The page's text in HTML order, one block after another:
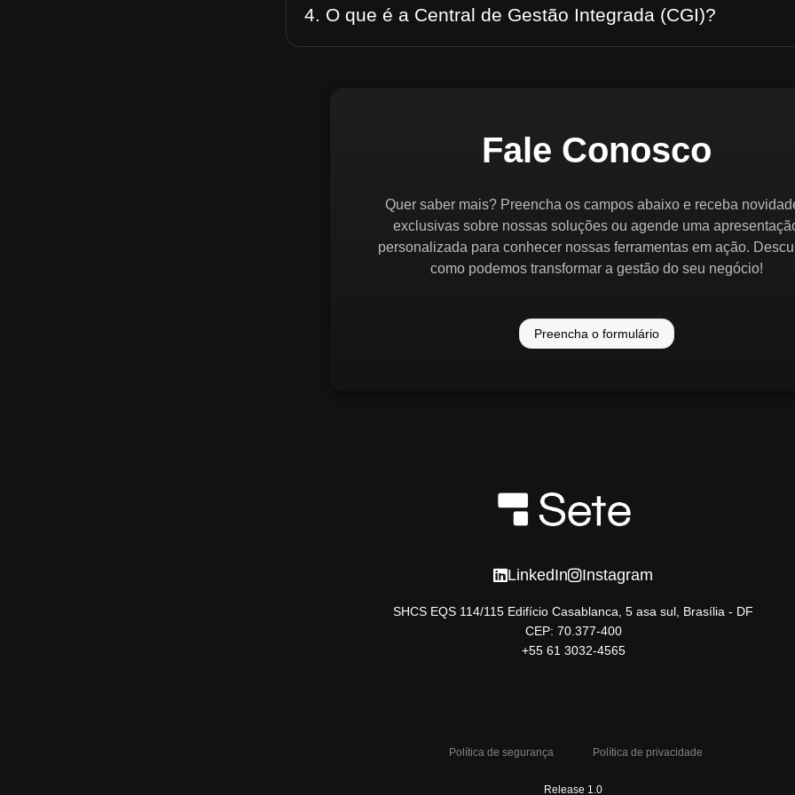
4. O que é a Central de Gestão Integrada (CGI)?
Fale Conosco
Quer saber mais? Preencha os campos abaixo e receba
exclusivas sobre nossas soluções ou agende uma
personalizada para conhecer nossas ferramentas em ação.
como podemos transformar a gestão do seu negócio!
Preencha o formulário
LinkedIn Instagram
SHCS EQS 114/115 Edifício Casablanca, 5 asa sul, Brasília - DF
CEP: 70.377-400
+55 61 3032-4565
Política de segurança Política de privacidade
Release 1.0